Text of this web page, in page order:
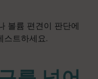
볼륨 편견이 판단에
스트하세요.